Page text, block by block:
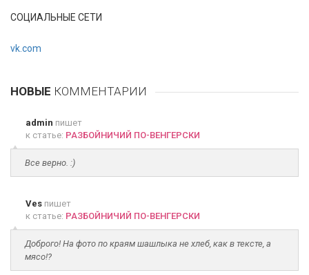
СОЦИАЛЬНЫЕ СЕТИ
vk.com
НОВЫЕ КОММЕНТАРИИ
admin пишет
к статье: РАЗБОЙНИЧИЙ ПО-ВЕНГЕРСКИ
Все верно. :)
Ves пишет
к статье: РАЗБОЙНИЧИЙ ПО-ВЕНГЕРСКИ
Доброго! На фото по краям шашлыка не хлеб, как в тексте, а
мясо!?